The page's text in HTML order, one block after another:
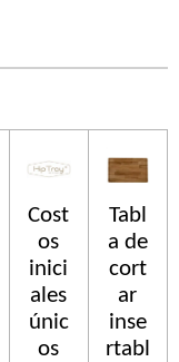
Cost
os
inici
ales
únic
os
Tabl
a de
cort
ar
inse
rtabl